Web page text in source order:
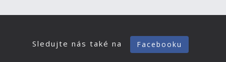
Sledujte nás také na Facebooku